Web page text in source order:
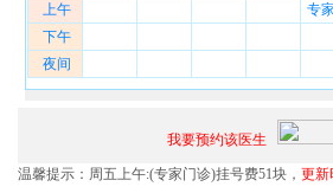
上午
专
下午
夜间
我要预约该医生
温馨提示：周五上午:(专家门诊)挂号费51块， 更新